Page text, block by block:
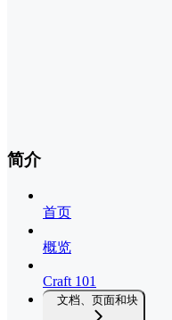
简介
首页
概览
Craft 101
文档、页面和块